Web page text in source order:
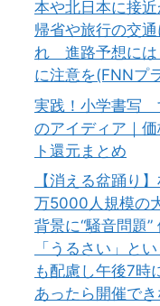
本や北日本に接
帰省や旅行の交
れ 進路予想には
に注意を(FNNプ
実践！小学書写
のアイディア｜
ト還元まとめ
【消える盆踊り
万5000人規模の
背景に“騒音問題
「うるさい」と
も配慮し午後7時
あったら開催でき